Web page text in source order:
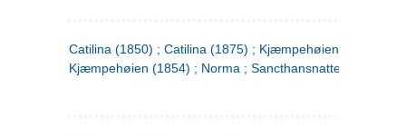
Catilina (1850) ; Catilina (1875) ; Kjæmpehøien (1850) ;
Kjæmpehøien (1854) ; Norma ; Sancthansnatten